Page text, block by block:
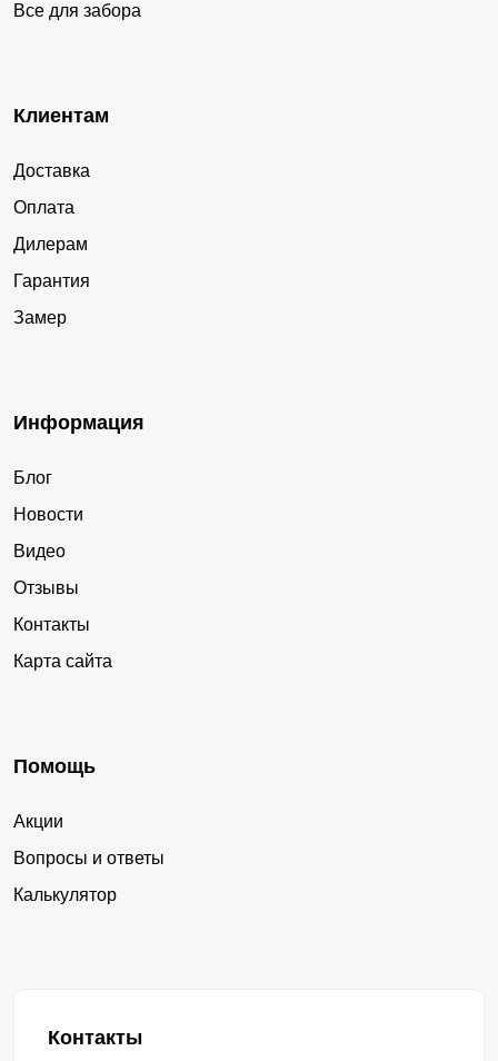
Все для забора
Клиентам
Доставка
Оплата
Дилерам
Гарантия
Замер
Информация
Блог
Новости
Видео
Отзывы
Контакты
Карта сайта
Помощь
Акции
Вопросы и ответы
Калькулятор
Контакты